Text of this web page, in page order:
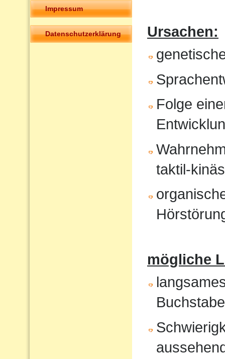
Impressum
Datenschutzerklärung
Ursachen:
Folge
taktil-
mögliche